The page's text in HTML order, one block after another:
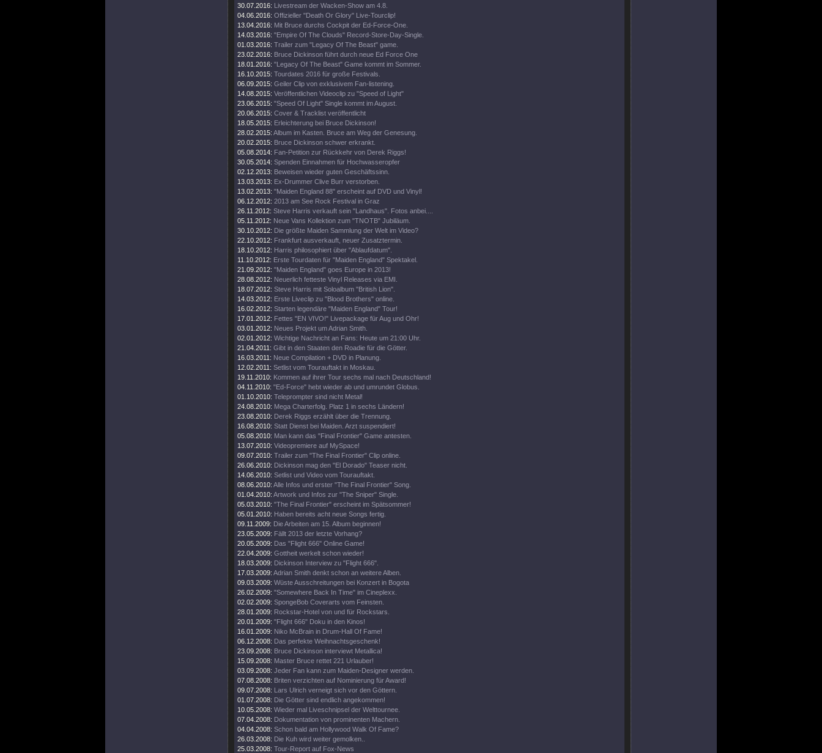
30.07.2016: Livestream der Wacken-Show am 4.8.
04.06.2016: Offizieller "Death Or Glory" Live-Tourclip!
13.04.2016: Mit Bruce durchs Cockpit der Ed-Force-One.
14.03.2016: "Empire Of The Clouds" Record-Store-Day-Single.
01.03.2016: Trailer zum "Legacy Of The Beast" game.
23.02.2016: Bruce Dickinson führt durch neue Ed Force One
18.01.2016: "Legacy Of The Beast" Game kommt im Sommer.
16.10.2015: Tourdates 2016 für große Festivals.
06.09.2015: Geiler Clip von exklusivem Fan-listening.
14.08.2015: Veröffentlichen Videoclip zu "Speed of Light"
23.06.2015: "Speed Of Light" Single kommt im August.
20.06.2015: Cover & Tracklist veröffentlicht
18.05.2015: Erleichterung bei Bruce Dickinson!
28.02.2015: Album im Kasten. Bruce am Weg der Genesung.
20.02.2015: Bruce Dickinson schwer erkrankt.
05.08.2014: Fan-Petition zur Rückkehr von Derek Riggs!
30.05.2014: Spenden Einnahmen für Hochwasseropfer
02.12.2013: Beweisen wieder guten Geschäftssinn.
13.03.2013: Ex-Drummer Clive Burr verstorben.
13.02.2013: "Maiden England 88" erscheint auf DVD und Vinyl!
06.12.2012: 2013 am See Rock Festival in Graz
26.11.2012: Steve Harris verkauft sein "Landhaus". Fotos anbei....
05.11.2012: Neue Vans Kollektion zum "TNOTB" Jubiläum.
30.10.2012: Die größte Maiden Sammlung der Welt im Video?
22.10.2012: Frankfurt ausverkauft, neuer Zusatztermin.
18.10.2012: Harris philosophiert über "Ablaufdatum".
11.10.2012: Erste Tourdaten für "Maiden England" Spektakel.
21.09.2012: "Maiden England" goes Europe in 2013!
28.08.2012: Neuerlich fetteste Vinyl Releases via EMI.
18.07.2012: Steve Harris mit Soloalbum "British Lion".
14.03.2012: Erste Liveclip zu "Blood Brothers" online.
16.02.2012: Starten legendäre "Maiden England" Tour!
17.01.2012: Fettes "EN VIVO!" Livepackage für Aug und Ohr!
03.01.2012: Neues Projekt um Adrian Smith.
02.01.2012: Wichtige Nachricht an Fans: Heute um 21:00 Uhr.
21.04.2011: Gibt in den Staaten den Roadie für die Götter.
16.03.2011: Neue Compilation + DVD in Planung.
12.02.2011: Setlist vom Tourauftakt in Moskau.
19.11.2010: Kommen auf ihrer Tour sechs mal nach Deutschland!
04.11.2010: "Ed-Force" hebt wieder ab und umrundet Globus.
01.10.2010: Teleprompter sind nicht Metal!
24.08.2010: Mega Charterfolg. Platz 1 in sechs Ländern!
23.08.2010: Derek Riggs erzählt über die Trennung.
16.08.2010: Statt Dienst bei Maiden. Arzt suspendiert!
05.08.2010: Man kann das "Final Frontier" Game antesten.
13.07.2010: Videopremiere auf MySpace!
09.07.2010: Trailer zum "The Final Frontier" Clip online.
26.06.2010: Dickinson mag den "El Dorado" Teaser nicht.
14.06.2010: Setlist und Video vom Tourauftakt.
08.06.2010: Alle Infos und erster "The Final Frontier" Song.
01.04.2010: Artwork und Infos zur "The Sniper" Single.
05.03.2010: "The Final Frontier" erscheint im Spätsommer!
05.01.2010: Haben bereits acht neue Songs fertig.
09.11.2009: Die Arbeiten am 15. Album beginnen!
23.05.2009: Fällt 2013 der letzte Vorhang?
20.05.2009: Das "Flight 666" Online Game!
22.04.2009: Gottheit werkelt schon wieder!
18.03.2009: Dickinson Interview zu "Flight 666".
17.03.2009: Adrian Smith denkt schon an weitere Alben.
09.03.2009: Wüste Ausschreitungen bei Konzert in Bogota
26.02.2009: "Somewhere Back In Time" im Cineplexx.
02.02.2009: SpongeBob Coverarts vom Feinsten.
28.01.2009: Rockstar-Hotel von und für Rockstars.
20.01.2009: "Flight 666" Doku in den Kinos!
16.01.2009: Niko McBrain in Drum-Hall Of Fame!
06.12.2008: Das perfekte Weihnachtsgeschenk!
23.09.2008: Bruce Dickinson interviewt Metallica!
15.09.2008: Master Bruce rettet 221 Urlauber!
03.09.2008: Jeder Fan kann zum Maiden-Designer werden.
07.08.2008: Briten verzichten auf Nominierung für Award!
09.07.2008: Lars Ulrich verneigt sich vor den Göttern.
01.07.2008: Die Götter sind endlich angekommen!
10.05.2008: Wieder mal Liveschnipsel der Welttournee.
07.04.2008: Dokumentation von prominenten Machern.
04.04.2008: Schon bald am Hollywood Walk Of Fame?
26.03.2008: Die Kuh wird weiter gemolken..
25.03.2008: Tour-Report auf Fox-News